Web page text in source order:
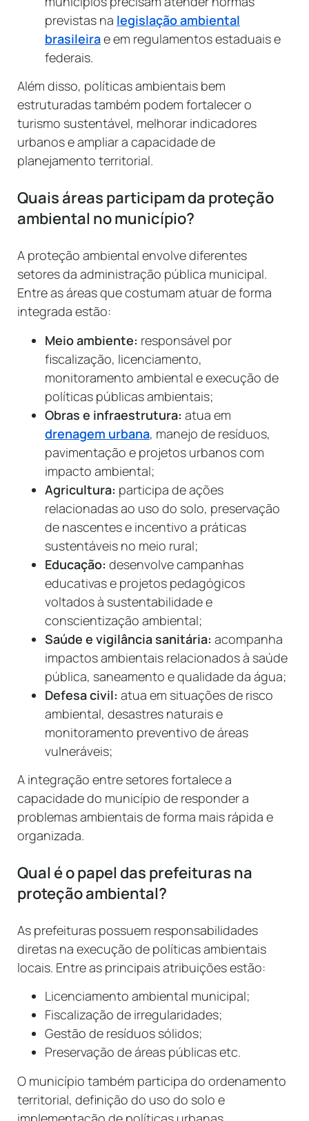
previstas na legislação ambiental
brasileirae em regulamentos estaduais e
federais.
Além disso, políticas ambientais bem
estruturadas também podem fortalecer o
turismo sustentável, melhorar indicadores
urbanos e ampliar a capacidade de
planejamento territorial.
Quais áreas participam da proteção
ambiental no município?
A proteção ambiental envolve diferentes
setores da administração pública municipal.
Entre as áreas que costumam atuar de forma
integrada estão:
Meio ambiente: responsável por
fiscalização, licenciamento,
monitoramento ambiental e execução de
políticas públicas ambientais;
Obras e infraestrutura: atua em
drenagem urbana, manejo de resíduos,
pavimentação e projetos urbanos com
impacto ambiental;
Agricultura: participa de ações
relacionadas ao uso do solo, preservação
de nascentes e incentivo a práticas
sustentáveis no meio rural;
Educação: desenvolve campanhas
educativas e projetos pedagógicos
voltados à sustentabilidade e
conscientização ambiental;
Saúde e vigilância sanitária: acompanha
impactos ambientais relacionados à saúde
pública, saneamento e qualidade da água;
Defesa civil: atua em situações de risco
ambiental, desastres naturais e
monitoramento preventivo de áreas
vulneráveis;
A integração entre setores fortalece a
capacidade do município de responder a
problemas ambientais de forma mais rápida e
organizada.
Qual é o papel das prefeituras na
proteção ambiental?
As prefeituras possuem responsabilidades
diretas na execução de políticas ambientais
locais. Entre as principais atribuições estão:
Licenciamento ambiental municipal;
Fiscalização de irregularidades;
Gestão de resíduos sólidos;
Preservação de áreas públicas etc.
O município também participa do ordenamento
territorial, definição do uso do solo e